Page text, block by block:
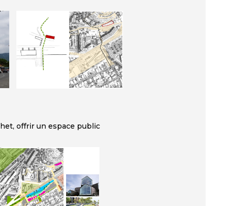
offrir un espace public